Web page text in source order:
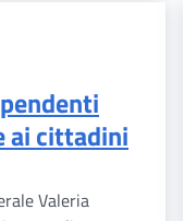
ai cittadini
Valeria